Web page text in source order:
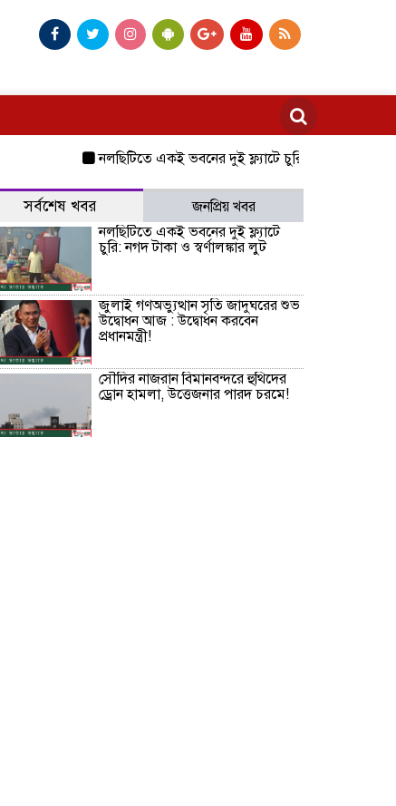
নলছিটিতে একই ভবনের দুই ফ্ল্যাটে চুরি: নগদ টাকা ও
সর্বশেষ খবর
জনপ্রিয় খবর
নলছিটিতে একই ভবনের দুই ফ্ল্যাটে
চুরি: নগদ টাকা ও স্বর্ণালঙ্কার লুট
জুলাই গণঅভ্যুত্থান সৃতি জাদুঘরের শুভ
উদ্বোধন আজ : উদ্বোধন করবেন
প্রধানমন্ত্রী!
সৌদির নাজরান বিমানবন্দরে হুথিদের
ড্রোন হামলা, উত্তেজনার পারদ চরমে!